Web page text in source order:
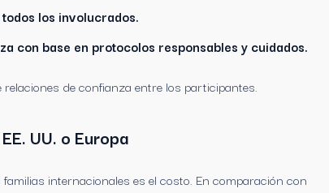
los involucrados.
con base en protocolos responsables y cuidados.
de confianza entre los participantes.
UU. o Europa
internacionales es el costo. En comparación con